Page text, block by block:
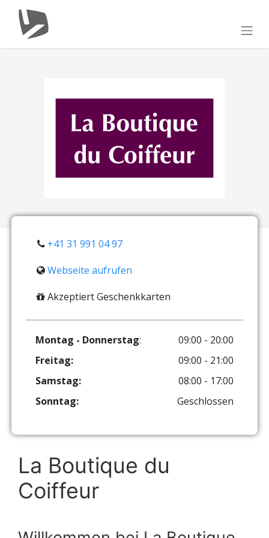
+41 31 991 04 97
Webseite aufrufen
Akzeptiert Geschenkkarten
Montag - Donnerstag:
09:00 - 20:00
Freitag:
09:00 - 21:00
Samstag:
08:00 - 17:00
Sonntag:
Geschlossen
La Boutique du
Coiffeur